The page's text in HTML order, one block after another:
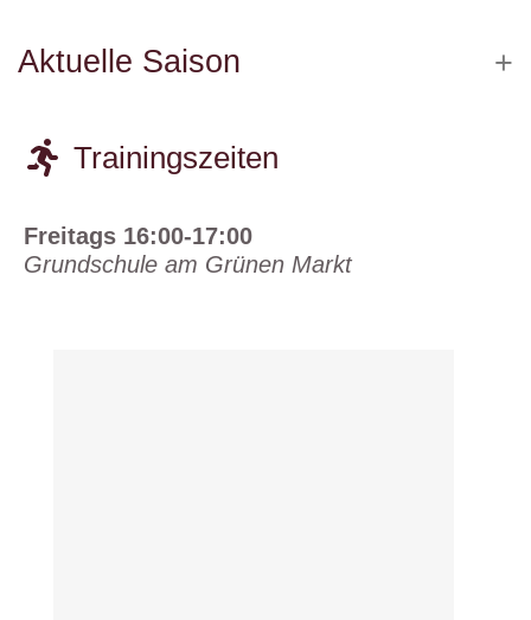
Aktuelle Saison
Trainingszeiten
Freitags 16:00-17:00
Grundschule am Grünen Markt